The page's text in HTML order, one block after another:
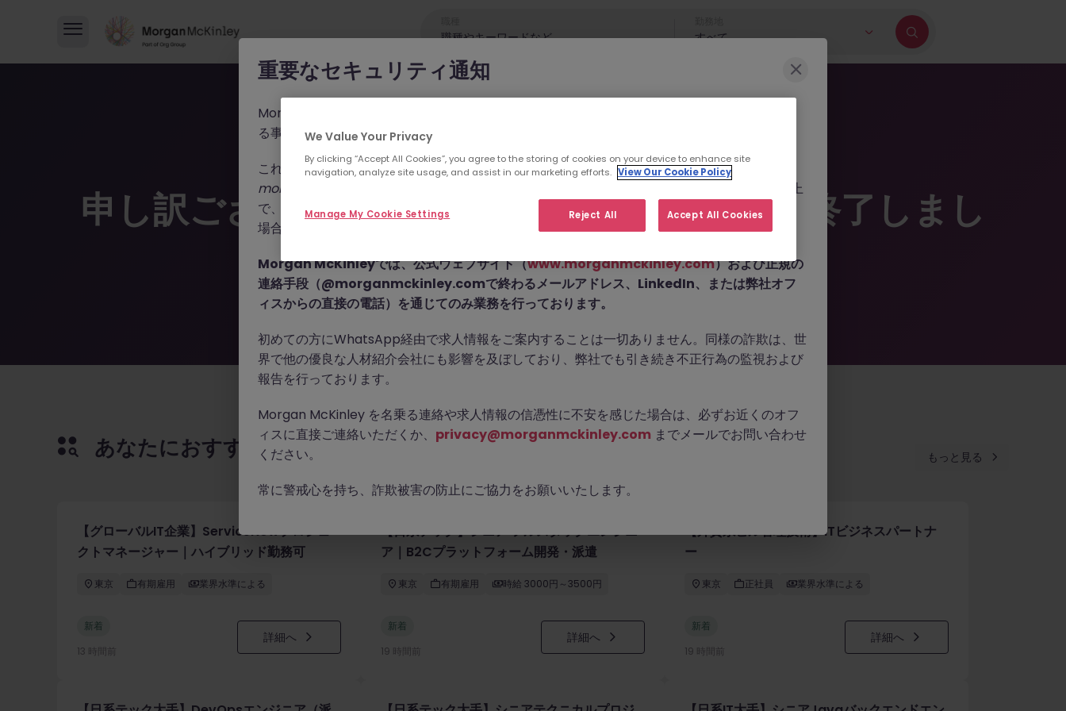
すべて
申し訳ございません。こちらの求人の掲載は終了しまし
た。
お探しの求人は掲載が終了しました。関連求人をご検討ください。
あなたにおすすめの求人 もっと見る
【グローバルIT企業】ServiceNowプロジェ
クトマネージャー｜ハイブリッド勤務可
東京 有期雇用 業界水準による
新着
13 時間前
詳細へ
【日系テック】シニア フルスタックエンジニ
ア｜B2Cプラットフォーム開発・派遣
東京 有期雇用 時給 3000円～3500円
新着
19 時間前
詳細へ
【外資系ビル管理技術】ITビジネスパートナ
ー
東京 正社員 業界水準による
新着
19 時間前
詳細へ
重要なセキュリティ通知
Morgan McKinleyのブランドやコンサルタントになりすまし、求職者を詐欺に巻き込もうとす
る事例が報告されています。
これらの詐欺行為では偽のウェブサイトやドメイン（例：morganmckinleyjob.com
morganmckinleyhire.com
）を使用し、虚偽のソーシャルメディアプロフィールを作成した上
で、WhatsApp などのメッセージアプリを通じて偽の求人情報を配信し、個人情報の提供や、
場合によっては前払い金を請求しています。
Morgan McKinleyでは、公式ウェブサイト（www.morganmckinley.com）および正規の
連絡手段（@morganmckinley.comで終わるメールアドレス、LinkedIn、または弊社オフ
ィスからの直接の電話）を通じてのみ業務を行っております。
初めての方にWhatsApp経由で求人情報をご案内することは一切ありません。同様の詐欺は、世
界で他の優良な人材紹介会社にも影響を及ぼしており、弊社でも引き続き不正行為の監視および
報告を行っております。
Morgan McKinley を名乗る連絡や求人情報の信憑性に不安を感じた場合は、必ずお近くのオフ
ィスに直接ご連絡いただくか、 privacy@morganmckinley.com までメールでお問い合わせ
ください。
常に警戒心を持ち、詐欺被害の防止にご協力をお願いいたします。
We Value Your Privacy
By clicking “Accept All Cookies”, you agree to the storing of cookies on your device to enhance site
navigation, analyze site usage, and assist in our marketing efforts. View Our Cookie Policy
Reject All Accept All Cookies
Manage My Cookie Settings